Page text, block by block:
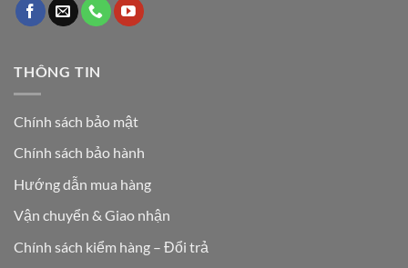
THÔNG TIN
Chính sách bảo mật
Chính sách bảo hành
Hướng dẫn mua hàng
Vận chuyển & Giao nhận
Chính sách kiểm hàng – Đổi trả